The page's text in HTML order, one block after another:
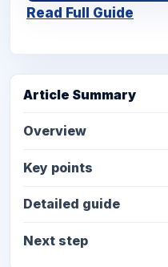
Read Full Guide
Article Summary
Overview
Key points
Detailed guide
Next step